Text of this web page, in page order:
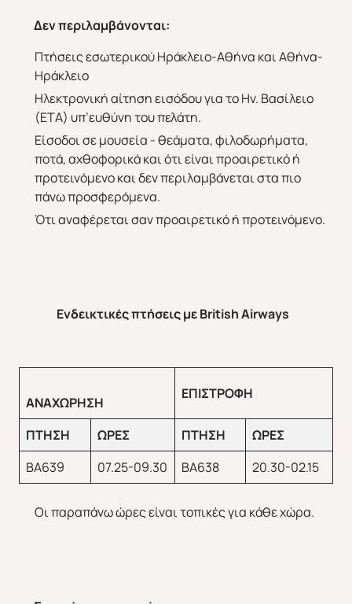
Δεν περιλαμβάνονται:
Πτήσεις εσωτερικού Ηράκλειο-Αθήνα και Αθήνα-
Ηράκλειο
Ηλεκτρονική αίτηση εισόδου για το Ην. Βασίλειο
(ΕΤΑ) υπ’ευθύνη του πελάτη.
Είσοδοι σε μουσεία - θεάματα, φιλοδωρήματα,
ποτά, αχθοφορικά και ότι είναι προαιρετικό ή
προτεινόμενο και δεν περιλαμβάνεται στα πιο
πάνω προσφερόμενα.
Ότι αναφέρεται σαν προαιρετικό ή προτεινόμενο.
Ενδεικτικές πτήσεις μεBritishAirways
ΑΝΑΧΩΡΗΣΗ
ΕΠΙΣΤΡΟΦΗ
ΠΤΗΣΗ ΩΡΕΣ ΠΤΗΣΗ
ΩΡΕΣ
BA639
07.25-09.30 BA638 20.30-02.15
Οι παραπάνω ώρες είναι τοπικές για κάθε χώρα.